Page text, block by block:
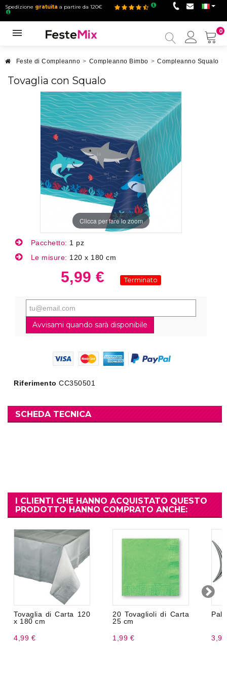
Spedizione gratuita a partire da 120€
0
mio
Feste di Compleanno > Compleanno Bimbo > Compleanno Squalo >
Tovaglia con Squalo
Clicca per fare lo zoom
Pacchetto: 1 pz
Le misure: 120 x 180 cm
5,99 € Terminato
Avvisami quando sarà disponibile
Riferimento CC350501
SCHEDA TECNICA
I CLIENTI CHE HANNO ACQUISTATO QUESTO
PRODOTTO HANNO COMPRATO ANCHE:
Tovaglia di Carta 120
x 180 cm
4,99 €
20 Tovaglioli di Carta
25 cm
1,99 €